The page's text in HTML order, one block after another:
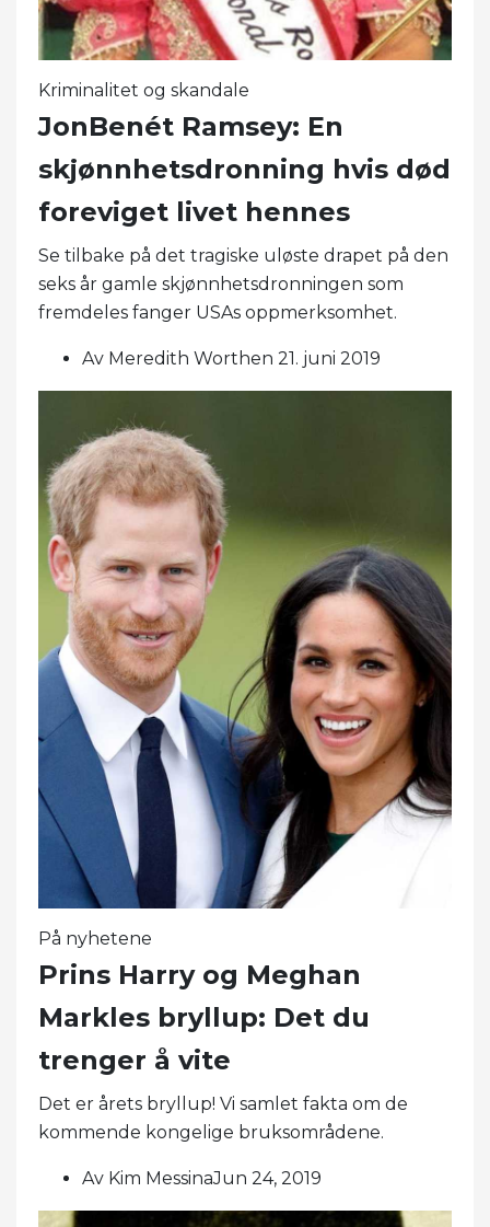
Kriminalitet og skandale
JonBenét Ramsey: En
skjønnhetsdronning hvis død
foreviget livet hennes
Se tilbake på det tragiske uløste drapet på den
seks år gamle skjønnhetsdronningen som
fremdeles fanger USAs oppmerksomhet.
Av Meredith Worthen 21. juni 2019
På nyhetene
Prins Harry og Meghan
Markles bryllup: Det du
trenger å vite
Det er årets bryllup! Vi samlet fakta om de
kommende kongelige bruksområdene.
Av Kim MessinaJun 24, 2019